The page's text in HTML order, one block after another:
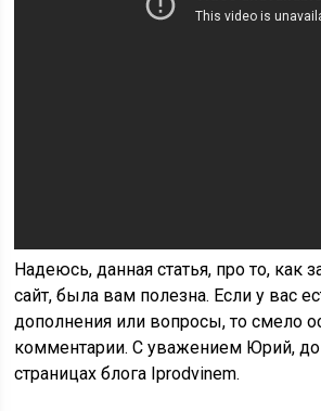
Надеюсь, данная статья, про то, как
сайт, была вам полезна. Если у вас
дополнения или вопросы, то смело
комментарии. С уважением Юрий, до
страницах блога Iprodvinem.